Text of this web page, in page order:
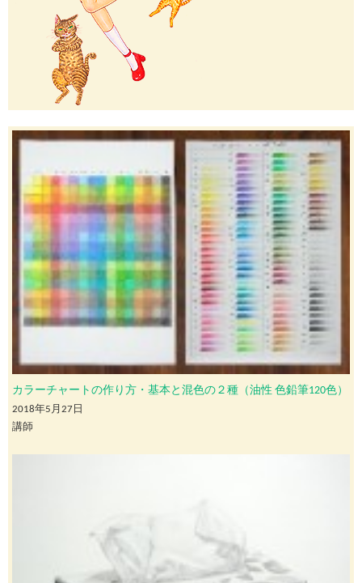
カラーチャートの作り方・基本と混色の２種（油性 色鉛筆120色）
2018年5月27日
講師